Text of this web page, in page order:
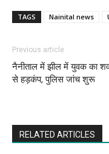
TAGS Nainital news
Previous article
नैनीताल में झील में युवक का
से हड़कंप, पुलिस जांच शुरू
RELATED ARTICLES